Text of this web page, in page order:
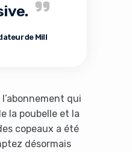
de Mill
qui
la poubelle et la
copeaux a été
désormais